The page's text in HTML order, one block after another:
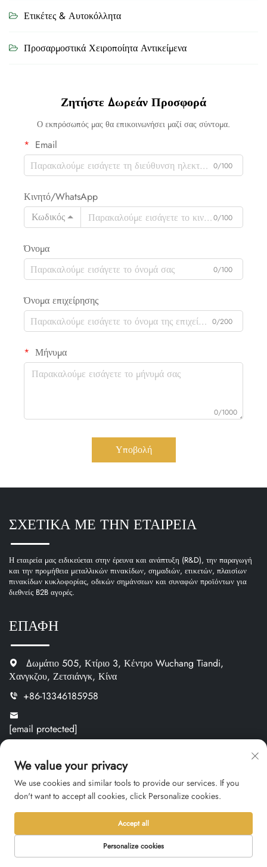
Ετικέτες & Αυτοκόλλητα
Προσαρμοστικά Χειροποίητα Αντικείμενα
Ζητήστε Δωρεάν Προσφορά
Ο εκπρόσωπός μας θα επικοινωνήσει μαζί σας σύντομα.
Email
0/100
Κινητό/WhatsApp
Κωδικός
0/100
Όνομα
0/100
Όνομα επιχείρησης
0/200
Μήνυμα
0/1000
Υποβολή
ΣΧΕΤΙΚΑ ΜΕ ΤΗΝ ΕΤΑΙΡΕΙΑ
Η εταιρεία μας ειδικεύεται στην έρευνα και ανάπτυξη (R&D), την παραγωγή
και την προμήθεια μεταλλικών πινακίδων, σημαδιών, ετικετών, πλαισίων
πινακίδων κυκλοφορίας, οδικών σημάνσεων και συναφών προϊόντων για
διεθνείς B2B αγορές.
ΕΠΑΦΗ
Δωμάτιο 505, Κτίριο 3, Κέντρο Wuchang Tiandi,
Χανγκζου, Ζετσιάνγκ, Κίνα
+86-13346185958
[email protected]
Κατηγορία Προϊόντος
Μεταλλικές Πινακίδες Ονόματος
Πλαστικές Πινακίδες Ονόματος
Ετικέτες & Αυτοκόλλητα
We value your privacy
We use cookies and similar tools to provide our services. If you
don't want to accept all cookies, click Personalize cookies.
Personalize cookies
Accept all